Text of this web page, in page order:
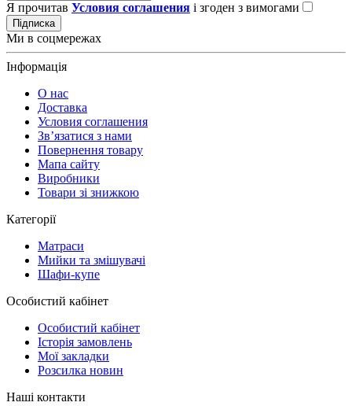
Я прочитав Условия соглашения і згоден з вимогами
Підписка
Ми в соцмережах
Інформація
О нас
Доставка
Условия соглашения
Зв’язатися з нами
Повернення товару
Мапа сайту
Виробники
Товари зі знижкою
Категорії
Матраси
Мийки та змішувачі
Шафи-купе
Особистий кабінет
Особистий кабінет
Історія замовлень
Мої закладки
Розсилка новин
Наші контакти